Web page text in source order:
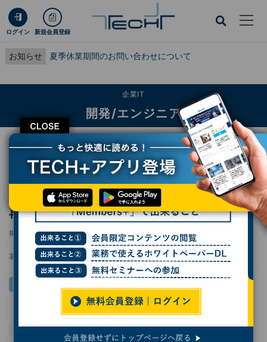
ログイン 新規会員登録
お知らせ 夏季休業期間のお問い合わせについて
CLOSE
企業IT
開発/エンジニア
TECH+ 企業IT
開発/エンジニア
Windows 11の不具合は更新が原因ではない？再起動で表面化する仕組み
Windows 11の不具合は更新が原因ではない？
再起動で表面化する仕組み
掲載日 2026/04/06 09:09 更新日2026/04/07 07:30
著者： 後藤大地
更新プログラム Windows 11